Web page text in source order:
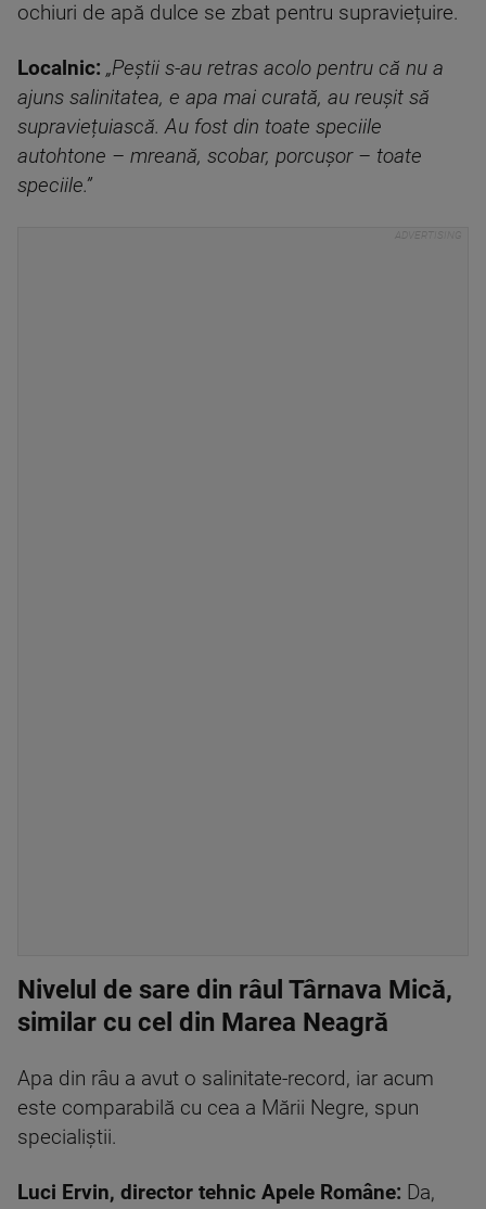
ochiuri de apă dulce se zbat pentru supraviețuire.
Localnic: „Peștii s-au retras acolo pentru că nu a
ajuns salinitatea, e apa mai curată, au reușit să
supraviețuiască. Au fost din toate speciile
autohtone – mreană, scobar, porcușor – toate
speciile.”
Nivelul de sare din râul Târnava Mică,
similar cu cel din Marea Neagră
Apa din râu a avut o salinitate-record, iar acum
este comparabilă cu cea a Mării Negre, spun
specialiștii.
Luci Ervin, director tehnic Apele Române: Da,